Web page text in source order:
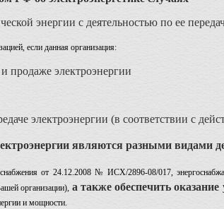
энергии с деятельностью по ее
если данная организация:
продаже электроэнергии
электроэнергии (в соответствии с
являются разными видами
от 24.12.2008 № ИСХ/2896-08/017,
организации), а также обеспечить оказание
и мощности.